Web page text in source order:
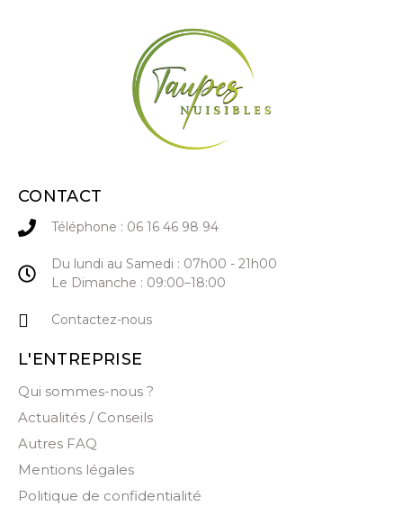
CONTACT
Téléphone : 06 16 46 98 94
Du lundi au Samedi : 07h00 - 21h00
Le Dimanche : 09:00–18:00
Contactez-nous
L'ENTREPRISE
Qui sommes-nous ?
Actualités / Conseils
Autres FAQ
Mentions légales
Politique de confidentialité